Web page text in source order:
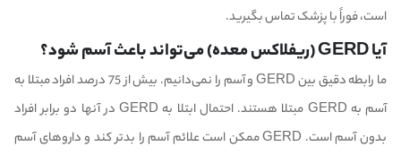
است، فوراً با پزشک تماس بگیرید.
آیا GERD (ریفلاکس معده) می‌تواند باعث آسم شود؟
ما رابطه دقیق بین GERD و آسم را نمی‌دانیم. بیش از 75 درصد افراد مبتلا به
آسم به GERD مبتلا هستند. احتمال ابتلا به GERD در آنها دو برابر افراد
بدون آسم است. GERD ممکن است علائم آسم را بدتر کند و داروهای آسم